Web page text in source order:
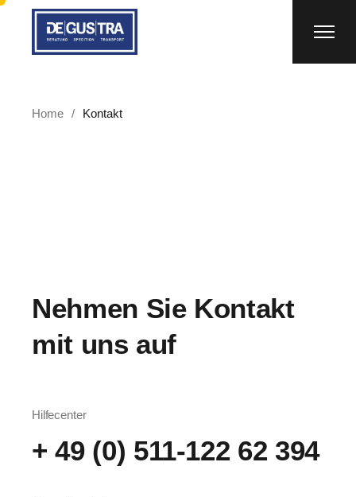
Home Kontakt
Nehmen Sie Kontakt
mit uns auf
Hilfecenter
+ 49 (0) 511-122 62 394